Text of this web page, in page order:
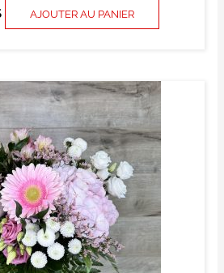
AJOUTER AU PANIER